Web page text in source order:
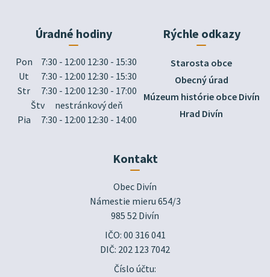
Úradné hodiny
Pon
7:30 - 12:00 12:30 - 15:30
Ut
7:30 - 12:00 12:30 - 15:30
Str
7:30 - 12:00 12:30 - 17:00
Štv
nestránkový deň
Pia
7:30 - 12:00 12:30 - 14:00
Rýchle odkazy
Starosta obce
Obecný úrad
Múzeum histórie obce Divín
Hrad Divín
Kontakt
Obec Divín
Námestie mieru 654/3
985 52 Divín
IČO: 00 316 041
DIČ: 202 123 7042
Číslo účtu: